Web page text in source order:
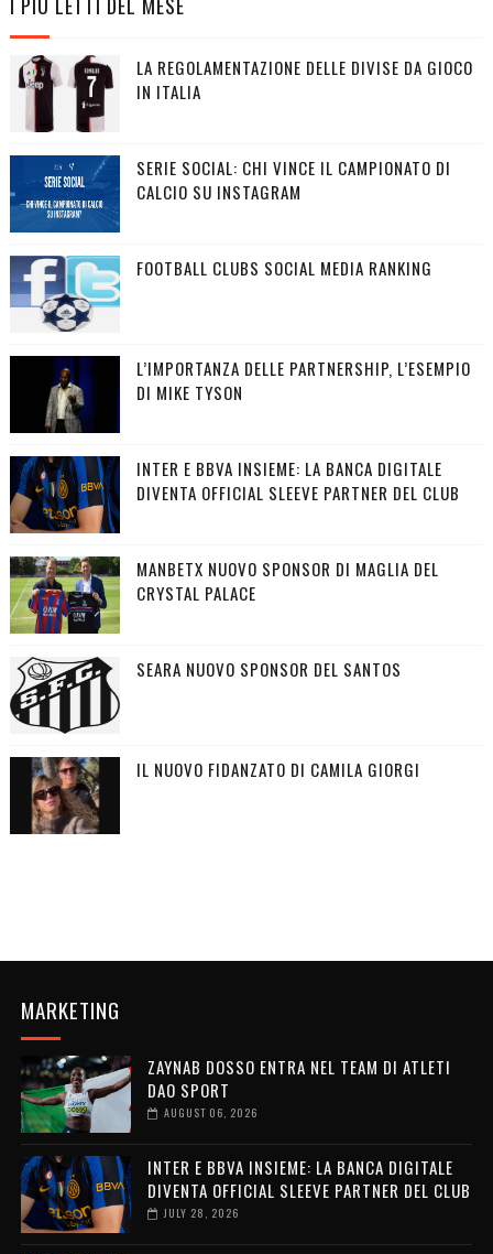
LA REGOLAMENTAZIONE DELLE DIVISE DA GIOCO
IN ITALIA
SERIE SOCIAL: CHI VINCE IL CAMPIONATO DI
CALCIO SU INSTAGRAM
FOOTBALL CLUBS SOCIAL MEDIA RANKING
L’IMPORTANZA DELLE PARTNERSHIP, L’ESEMPIO
DI MIKE TYSON
INTER E BBVA INSIEME: LA BANCA DIGITALE
DIVENTA OFFICIAL SLEEVE PARTNER DEL CLUB
MANBETX NUOVO SPONSOR DI MAGLIA DEL
CRYSTAL PALACE
SEARA NUOVO SPONSOR DEL SANTOS
IL NUOVO FIDANZATO DI CAMILA GIORGI
MARKETING
ZAYNAB DOSSO ENTRA NEL TEAM DI ATLETI
DAO SPORT
AUGUST 06, 2026
INTER E BBVA INSIEME: LA BANCA DIGITALE
DIVENTA OFFICIAL SLEEVE PARTNER DEL CLUB
JULY 28, 2026